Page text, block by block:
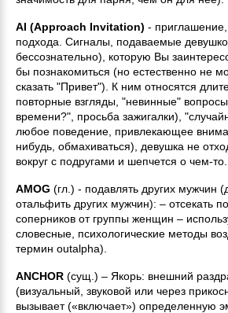
AI (Approach Invitation) -
подхода. Сигналы, подаваемые
бессознательно), которую Вы
бы познакомиться (но естественно не
сказать "Привет"). К ним относятся
повторные взгляды, "невинные"
времени?", просьба зажигалки),
любое поведение, привлекающее
нибудь, обмахиваться), девушка не
вокруг с подругами и шепчется о чем-
AMOG (гл.) - подавлять других мужчин
отальфить других мужчин): – отсекать
соперников от группы женщин –
словесные, психологические методы
термин outalpha).
ANCHOR (сущ.) – Якорь: внешний
(визуальный, звуковой или через
вызывает («включает») определенную